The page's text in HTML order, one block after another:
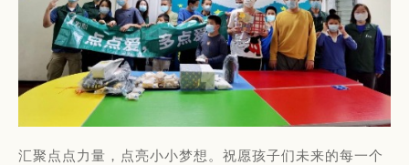
汇聚点点力量，点亮小小梦想。祝愿孩子们未来的每一个